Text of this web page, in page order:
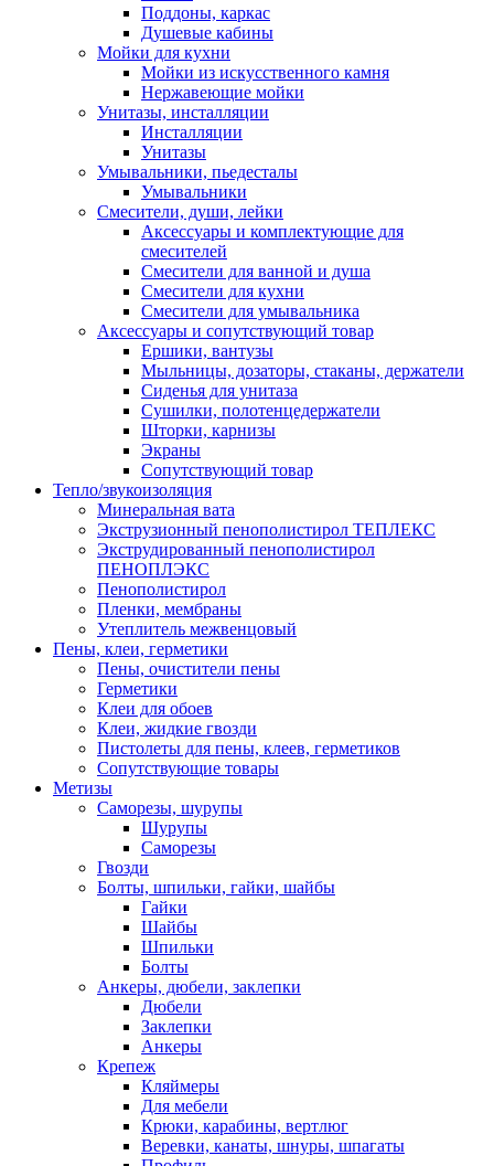
Поддоны, каркас
Душевые кабины
Мойки для кухни
Мойки из искусственного камня
Нержавеющие мойки
Унитазы, инсталляции
Инсталляции
Унитазы
Умывальники, пьедесталы
Умывальники
Смесители, души, лейки
Аксессуары и комплектующие для
смесителей
Смесители для ванной и душа
Смесители для кухни
Смесители для умывальника
Аксессуары и сопутствующий товар
Ершики, вантузы
Мыльницы, дозаторы, стаканы, держатели
Сиденья для унитаза
Сушилки, полотенцедержатели
Шторки, карнизы
Экраны
Сопутствующий товар
Тепло/звукоизоляция
Минеральная вата
Экструзионный пенополистирол ТЕПЛЕКС
Экструдированный пенополистирол
ПЕНОПЛЭКС
Пенополистирол
Пленки, мембраны
Утеплитель межвенцовый
Пены, клеи, герметики
Пены, очистители пены
Герметики
Клеи для обоев
Клеи, жидкие гвозди
Пистолеты для пены, клеев, герметиков
Сопутствующие товары
Метизы
Саморезы, шурупы
Шурупы
Саморезы
Гвозди
Болты, шпильки, гайки, шайбы
Гайки
Шайбы
Шпильки
Болты
Анкеры, дюбели, заклепки
Дюбели
Заклепки
Анкеры
Крепеж
Кляймеры
Для мебели
Крюки, карабины, вертлюг
Веревки, канаты, шнуры, шпагаты